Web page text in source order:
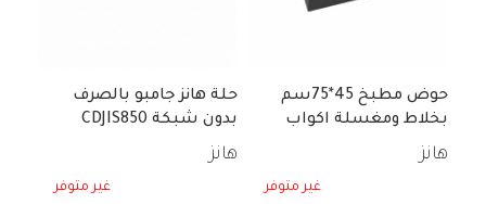
حوض مطبخ 45*75سم
بخلاط ومغسلة اكواب
هانز
غير متوفر
حلة هانز جامبو بالصرف
بدون شبكة CDJIS850
هانز
غير متوفر